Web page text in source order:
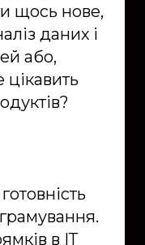
щось нове,
даних і
або,
в ІТ